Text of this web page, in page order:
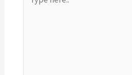
here..